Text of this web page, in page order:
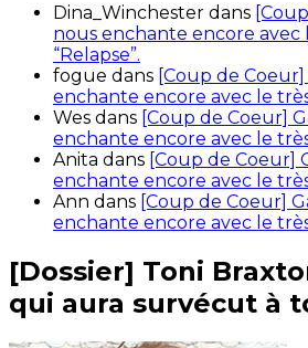
Dina_Winchester dans
nous enchante encore avec
“Relapse”.
fogue dans [Coup de
enchante encore avec le très
Wes dans [Coup de Coeur]
enchante encore avec le très
Anita dans [Coup de Coeur]
enchante encore avec le très
Ann dans [Coup de Coeur]
enchante encore avec le très
[Dossier] Toni
qui aura survécut à